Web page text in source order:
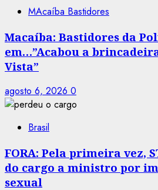
MAcaíba Bastidores
Macaíba: Bastidores da
em…”Acabou a
Vista”
agosto 6, 2026 0
Brasil
FORA: Pela primeira vez,
do cargo a ministro por
sexual